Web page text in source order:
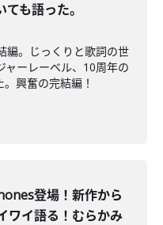
も語った。
編。じっくりと歌詞の世
ャーレーベル、10周年の
興奮の完結編！
登場！新作から
ワイ語る！むらかみ